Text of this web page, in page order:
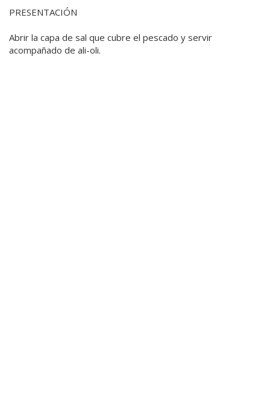
PRESENTACIÓN
Abrir la capa de sal que cubre el pescado y servir
acompañado de ali-oli.